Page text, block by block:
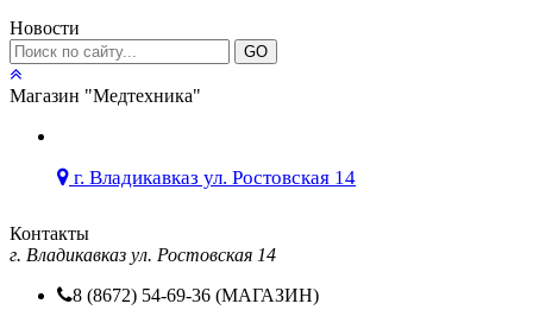
Новости
GO
Магазин "Медтехника"
г. Владикавказ ул. Ростовская 14
Контакты
г. Владикавказ ул. Ростовская 14
8 (8672) 54-69-36 (МАГАЗИН)